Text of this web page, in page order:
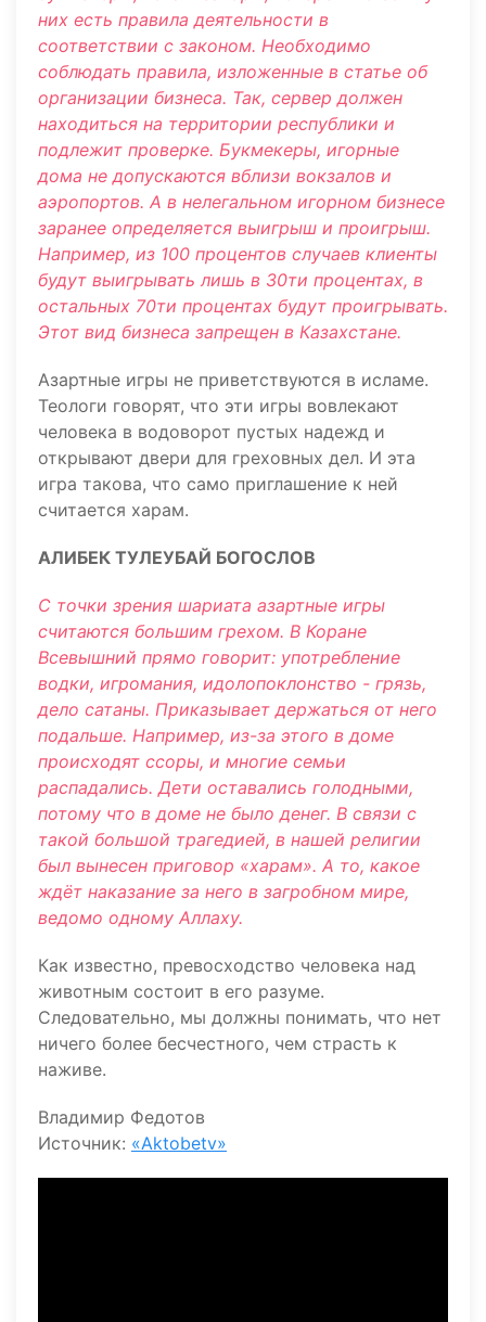
них есть правила деятельности в
соответствии с законом. Необходимо
соблюдать правила, изложенные в статье об
организации бизнеса. Так, сервер должен
находиться на территории республики и
подлежит проверке. Букмекеры, игорные
дома не допускаются вблизи вокзалов и
аэропортов. А в нелегальном игорном бизнесе
заранее определяется выигрыш и проигрыш.
Например, из 100 процентов случаев клиенты
будут выигрывать лишь в 30ти процентах, в
остальных 70ти процентах будут проигрывать.
Этот вид бизнеса запрещен в Казахстане.
Азартные игры не приветствуются в исламе.
Теологи говорят, что эти игры вовлекают
человека в водоворот пустых надежд и
открывают двери для греховных дел. И эта
игра такова, что само приглашение к ней
считается харам.
АЛИБЕК ТУЛЕУБАЙ БОГОСЛОВ
С точки зрения шариата азартные игры
считаются большим грехом. В Коране
Всевышний прямо говорит: употребление
водки, игромания, идолопоклонство - грязь,
дело сатаны. Приказывает держаться от него
подальше. Например, из-за этого в доме
происходят ссоры, и многие семьи
распадались. Дети оставались голодными,
потому что в доме не было денег. В связи с
такой большой трагедией, в нашей религии
был вынесен приговор «харам». А то, какое
ждёт наказание за него в загробном мире,
ведомо одному Аллаху.
Как известно, превосходство человека над
животным состоит в его разуме.
Следовательно, мы должны понимать, что нет
ничего более бесчестного, чем страсть к
наживе.
Владимир Федотов
Источник: «Aktobetv»